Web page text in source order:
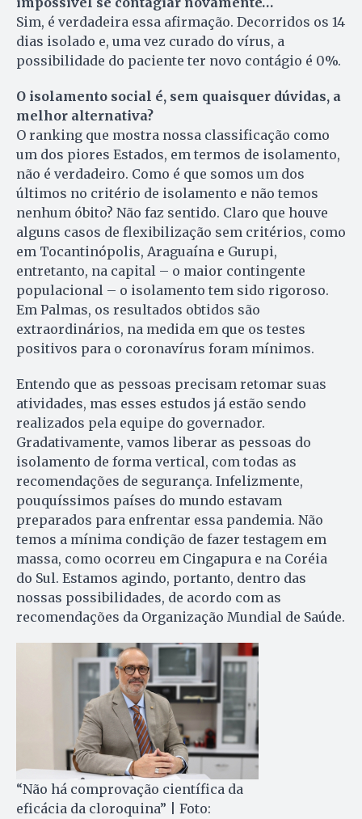
Sim, é verdadeira essa afirmação. Decorridos os 14
dias isolado e, uma vez curado do vírus, a
possibilidade do paciente ter novo contágio é 0%.
O isolamento social é, sem quaisquer dúvidas, a
melhor alternativa?
O ranking que mostra nossa classificação como
um dos piores Estados, em termos de isolamento,
não é verdadeiro. Como é que somos um dos
últimos no critério de isolamento e não temos
nenhum óbito? Não faz sentido. Claro que houve
alguns casos de flexibilização sem critérios, como
em Tocantinópolis, Araguaína e Gurupi,
entretanto, na capital – o maior contingente
populacional – o isolamento tem sido rigoroso.
Em Palmas, os resultados obtidos são
extraordinários, na medida em que os testes
positivos para o coronavírus foram mínimos.
Entendo que as pessoas precisam retomar suas
atividades, mas esses estudos já estão sendo
realizados pela equipe do governador.
Gradativamente, vamos liberar as pessoas do
isolamento de forma vertical, com todas as
recomendações de segurança. Infelizmente,
pouquíssimos países do mundo estavam
preparados para enfrentar essa pandemia. Não
temos a mínima condição de fazer testagem em
massa, como ocorreu em Cingapura e na Coréia
do Sul. Estamos agindo, portanto, dentro das
nossas possibilidades, de acordo com as
recomendações da Organização Mundial de Saúde.
“Não há comprovação científica da
eficácia da cloroquina” | Foto: